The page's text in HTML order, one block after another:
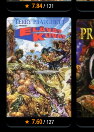
★ 7.84/ 121
★ 7.60/ 127